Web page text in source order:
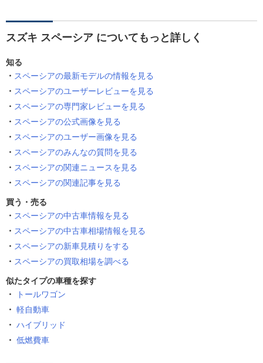
スズキ スペーシア についてもっと詳しく
知る
スペーシアの最新モデルの情報を見る
スペーシアのユーザーレビューを見る
スペーシアの専門家レビューを見る
スペーシアの公式画像を見る
スペーシアのユーザー画像を見る
スペーシアのみんなの質問を見る
スペーシアの関連ニュースを見る
スペーシアの関連記事を見る
買う・売る
スペーシアの中古車情報を見る
スペーシアの中古車相場情報を見る
スペーシアの新車見積りをする
スペーシアの買取相場を調べる
似たタイプの車種を探す
トールワゴン
軽自動車
ハイブリッド
低燃費車